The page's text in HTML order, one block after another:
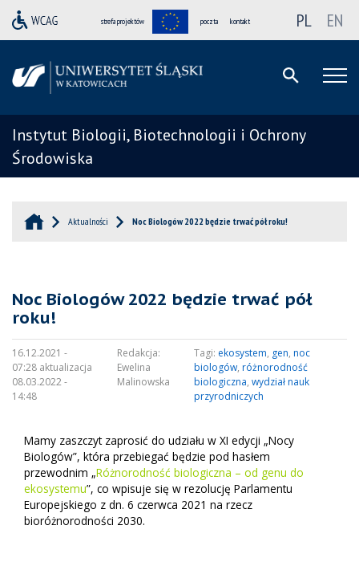
strefa projektów poczta kontakt PL EN
Instytut Biologii, Biotechnologii i Ochrony
Środowiska
Aktualności Noc Biologów 2022 będzie trwać pół roku!
Noc Biologów 2022 będzie trwać pół
roku!
16.12.2021 -
07:28 aktualizacja
08.03.2022 -
14:48
Redakcja:
Ewelina
Malinowska
Tagi: ekosystem, gen, noc
biologów, różnorodność
biologiczna, wydział nauk
przyrodniczych
Mamy zaszczyt zaprosić do udziału w XI edycji „Nocy
Biologów”, która przebiegać będzie pod hasłem
przewodnim „Różnorodność biologiczna – od genu do
ekosystemu”, co wpisuje się w rezolucję Parlamentu
Europejskiego z dn. 6 czerwca 2021 na rzecz
bioróżnorodności 2030.